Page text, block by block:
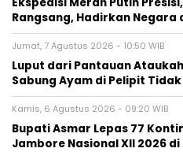
Rangsang, Hadirkan Negara
Jumat, 7 Agustus 2026 - 10:50 WIB
Luput dari Pantauan
Sabung Ayam di Pelipit
Kamis, 6 Agustus 2026 - 09:20 WIB
Bupati Asmar Lepas 77
Jambore Nasional XII 2026